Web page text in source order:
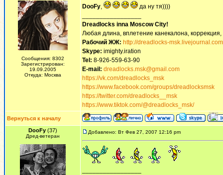
Сообщения: 8302
Зарегистрирован:
19.09.2005
Откуда: Москва
DooFy,
да ну тя))))
Dreadlocks inna Moscow Сity!
Любая длина, вплетение канекалона,
Рабочий ЖЖ: http://dreadlocks-
Skype: imighty.iration
Tel: 8-926-559-63-90
E-mail: dreadlocks.msk@gmail.com
https://vk.com/dreadlocks_msk
https://www.facebook.com/groups/dreadlocksmsk
https://twitter.com/dreadlocks__msk
https://www.tiktok.com/@dreadlocks_msk/
Вернуться к началу
DooFy (37)
Дред-ветеран
Добавлено: Вт Фев 27, 2007 12:16 pm